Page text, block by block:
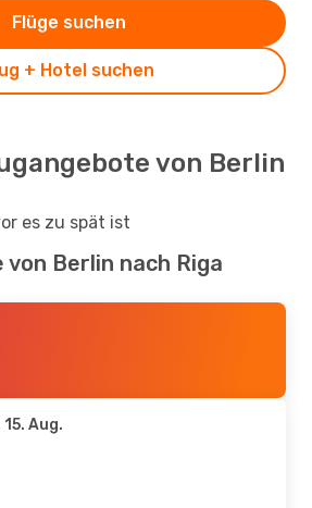
+ Hotel suchen
Flüge suchen
von Berlin
es zu spät ist
Berlin nach Riga
15. Aug.